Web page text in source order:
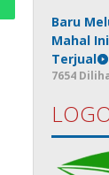
Baru
Mahal
Terjual
7654